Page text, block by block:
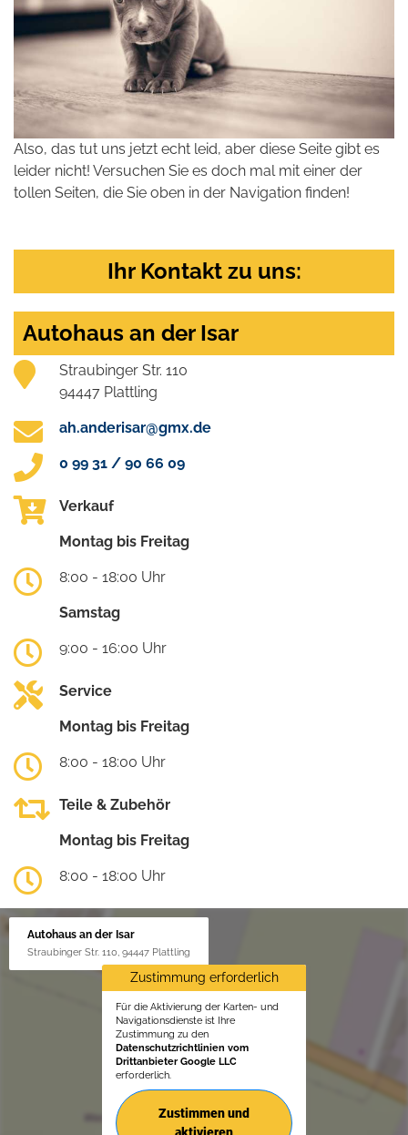
Also, das tut uns jetzt echt leid, aber diese Seite gibt es
leider nicht! Versuchen Sie es doch mal mit einer der
tollen Seiten, die Sie oben in der Navigation finden!
Ihr Kontakt zu uns:
Autohaus an der Isar
Straubinger Str. 110
94447 Plattling
ah.anderisar@gmx.de
0 99 31 / 90 66 09
Verkauf
Montag bis Freitag
8:00 - 18:00 Uhr
Samstag
9:00 - 16:00 Uhr
Service
Montag bis Freitag
8:00 - 18:00 Uhr
Teile & Zubehör
Montag bis Freitag
8:00 - 18:00 Uhr
Autohaus an der Isar
Straubinger Str. 110, 94447 Plattling
Zustimmung erforderlich
Für die Aktivierung der Karten- und
Navigationsdienste ist Ihre
Zustimmung zu den
Datenschutzrichtlinien vom
Drittanbieter Google LLC
erforderlich.
Zustimmen und